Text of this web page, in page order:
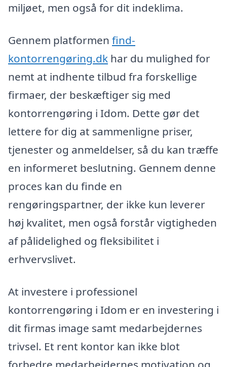
miljøet, men også for dit indeklima.
Gennem platformen find-
kontorrengøring.dk har du mulighed for
nemt at indhente tilbud fra forskellige
firmaer, der beskæftiger sig med
kontorrengøring i Idom. Dette gør det
lettere for dig at sammenligne priser,
tjenester og anmeldelser, så du kan træffe
en informeret beslutning. Gennem denne
proces kan du finde en
rengøringspartner, der ikke kun leverer
høj kvalitet, men også forstår vigtigheden
af pålidelighed og fleksibilitet i
erhvervslivet.
At investere i professionel
kontorrengøring i Idom er en investering i
dit firmas image samt medarbejdernes
trivsel. Et rent kontor kan ikke blot